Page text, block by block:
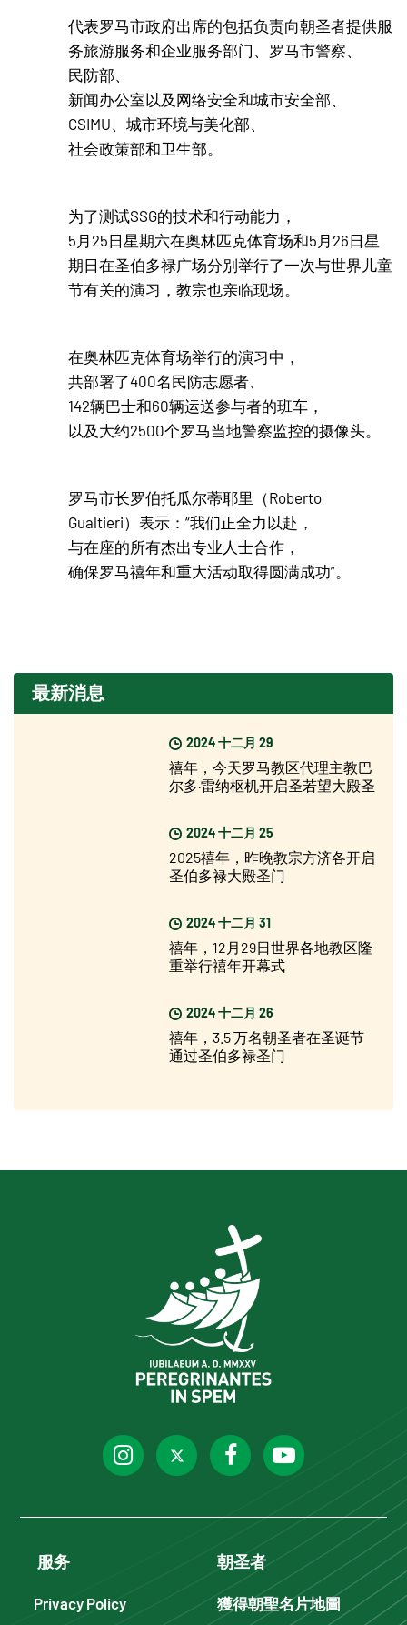
代表罗马市政府出席的包括负责向朝圣者提供服
务旅游服务和企业服务部门、罗马市警察、
民防部、
新闻办公室以及网络安全和城市安全部、
CSIMU、城市环境与美化部、
社会政策部和卫生部。
为了测试SSG的技术和行动能力，
5月25日星期六在奥林匹克体育场和5月26日星
期日在圣伯多禄广场分别举行了一次与世界儿童
节有关的演习，教宗也亲临现场。
在奥林匹克体育场举行的演习中，
共部署了400名民防志愿者、
142辆巴士和60辆运送参与者的班车，
以及大约2500个罗马当地警察监控的摄像头。
罗马市长罗伯托瓜尔蒂耶里（Roberto
Gualtieri）表示：“我们正全力以赴，
与在座的所有杰出专业人士合作，
确保罗马禧年和重大活动取得圆满成功”。
最新消息
2024 十二月 29
禧年，今天罗马教区代理主教巴
尔多·雷纳枢机开启圣若望大殿圣
门
2024 十二月 25
2025禧年，昨晚教宗方济各开启
圣伯多禄大殿圣门
2024 十二月 31
禧年，12月29日世界各地教区隆
重举行禧年开幕式
2024 十二月 26
禧年，3.5 万名朝圣者在圣诞节
通过圣伯多禄圣门
服务
Privacy Policy
朝圣者
獲得朝聖名片地圖